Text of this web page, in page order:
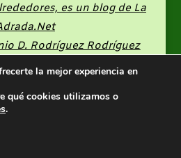
es un blog de La
D. Rodríguez Rodríguez
la mejor experiencia en
qué cookies utilizamos o
.